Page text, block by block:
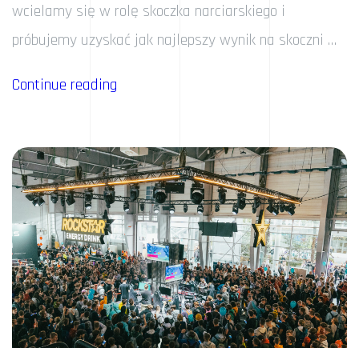
wcielamy się w rolę skoczka narciarskiego i
próbujemy uzyskać jak najlepszy wynik na skoczni …
Continue reading
Mistrzami!”